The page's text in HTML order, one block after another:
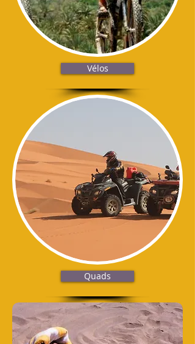
Vélos
Quads